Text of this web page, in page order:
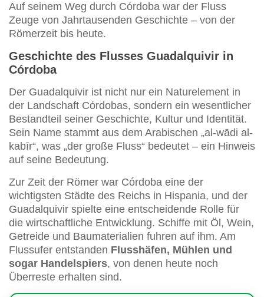
Auf seinem Weg durch Córdoba war der Fluss
Zeuge von Jahrtausenden Geschichte – von der
Römerzeit bis heute.
Geschichte des Flusses Guadalquivir in
Córdoba
Der Guadalquivir ist nicht nur ein Naturelement in
der Landschaft Córdobas, sondern ein wesentlicher
Bestandteil seiner Geschichte, Kultur und Identität.
Sein Name stammt aus dem Arabischen „al-wādi al-
kabīr“, was „der große Fluss“ bedeutet – ein Hinweis
auf seine Bedeutung.
Zur Zeit der Römer war Córdoba eine der
wichtigsten Städte des Reichs in Hispania, und der
Guadalquivir spielte eine entscheidende Rolle für
die wirtschaftliche Entwicklung. Schiffe mit Öl, Wein,
Getreide und Baumaterialien fuhren auf ihm. Am
Flussufer entstanden Flusshäfen, Mühlen und
sogar Handelspiers, von denen heute noch
Überreste erhalten sind.